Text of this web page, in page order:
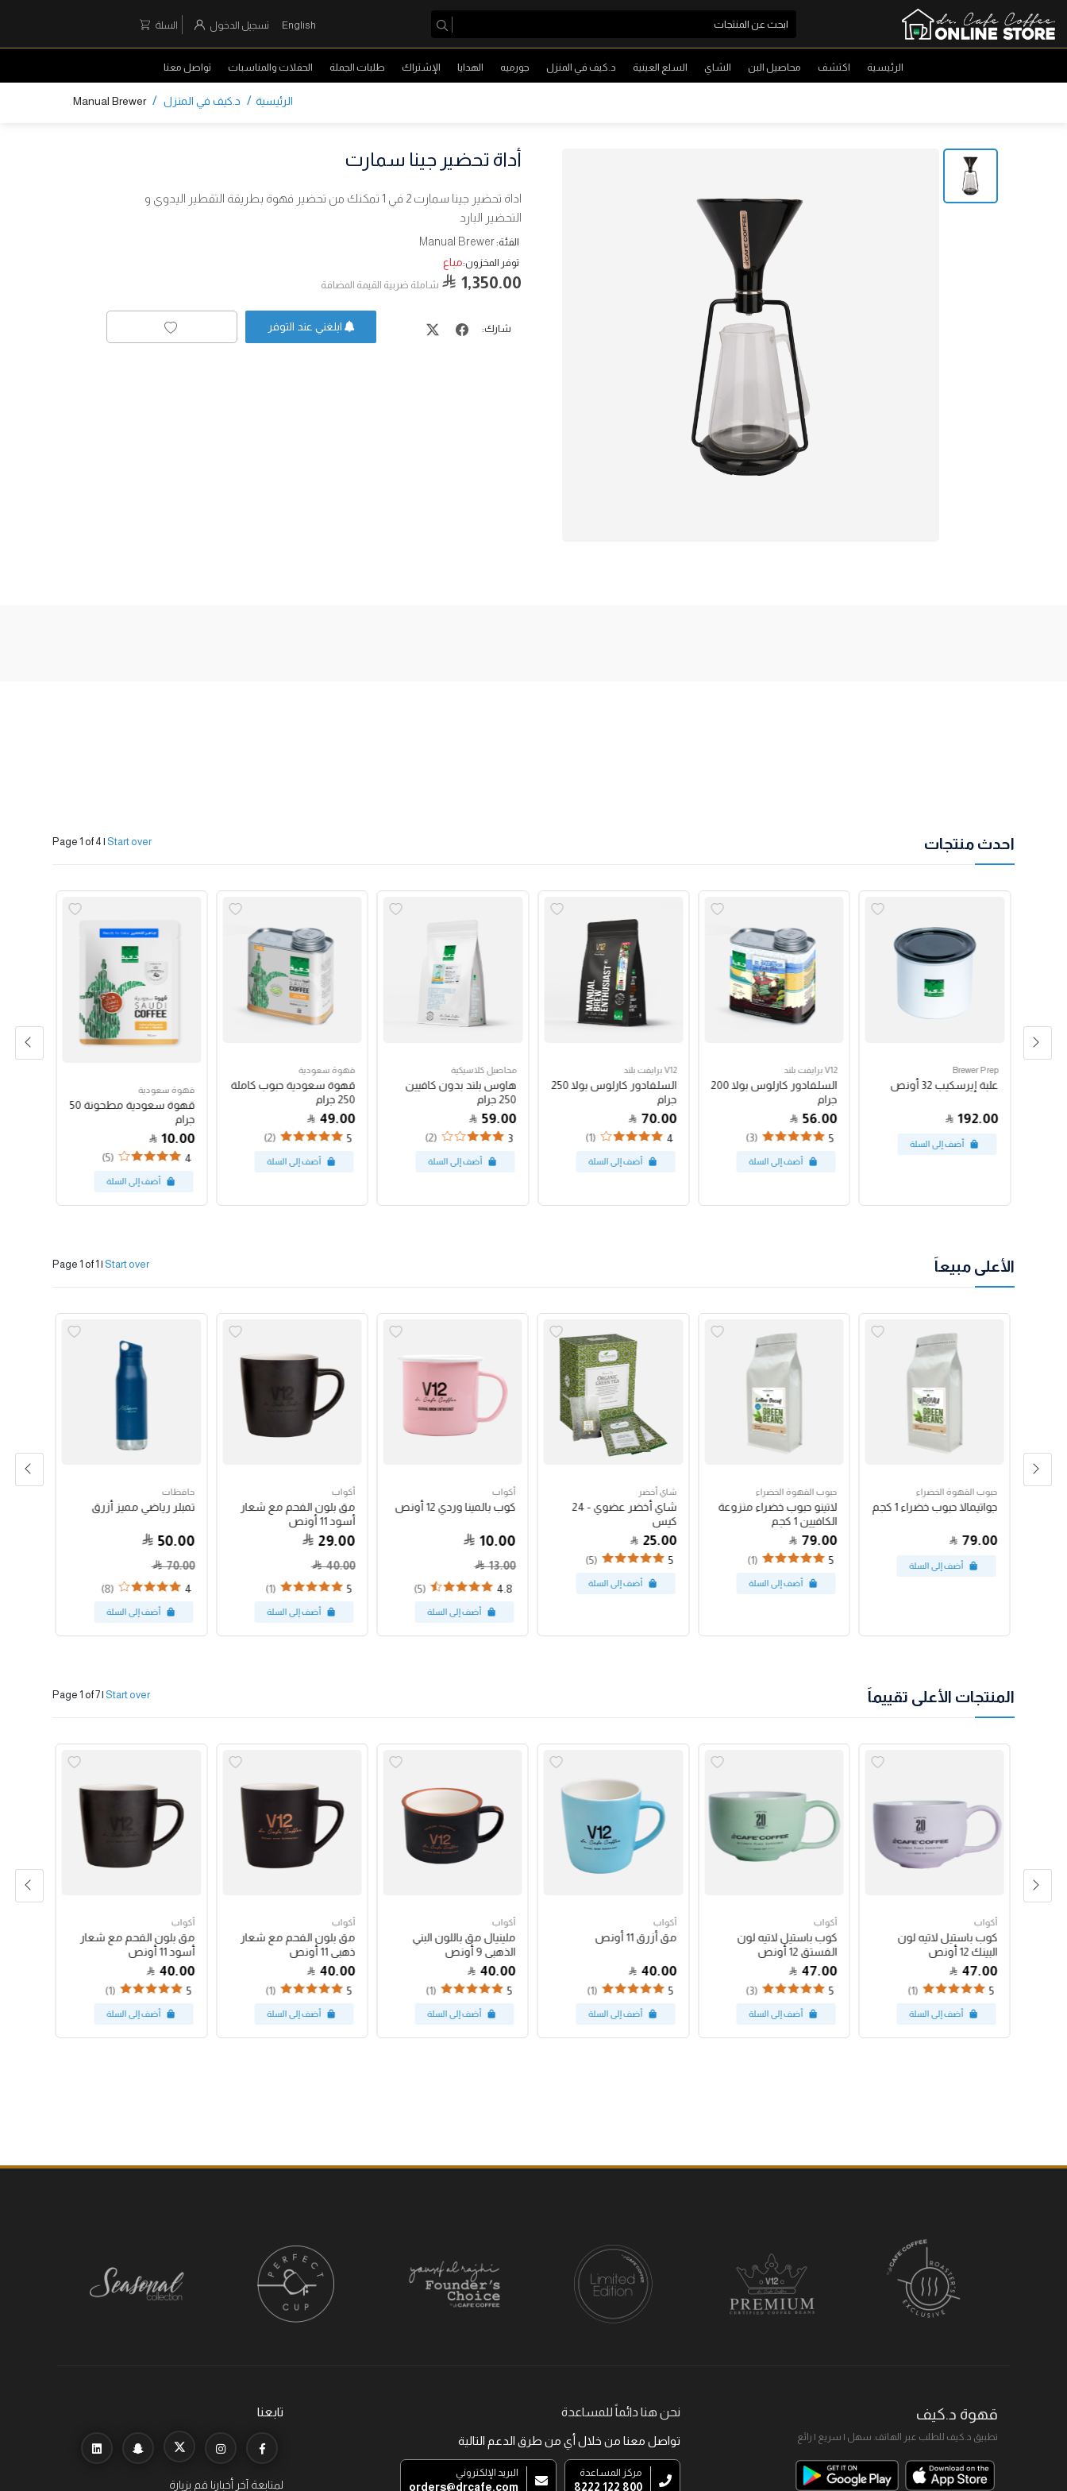
English تسجيل الدخول السلة
الرئيسية اكتشف محاصيل البن الشاي السلع العينية د.كيف في المنزل جورميه الهدايا الإشتراك طلبات الجملة الحفلات والمناسبات تواصل معنا
الرئيسية / د.كيف في المنزل /
Manual Brewer
أداة تحضير جينا سمارت
اداة تحضير جينا سمارت 2 في 1 تمكنك من تحضير قهوة بطريقة التقطير اليدوي و
التحضير البارد
الفئة:Manual Brewer
توفر المخزون:مباع
1,350.00 شاملة ضربية القيمة المضافة
شارك:
احدث منتجات Page 1 of 4 | Start over
Brewer Prep
علبة إيرسكيب 32 أونص
192.00
V12 برايفت بلند
السلفادور كارلوس بولا 200
جرام
56.00
5
(3)
V12 برايفت بلند
السلفادور كارلوس بولا 250
جرام
70.00
4
(1)
محاصيل كلاسيكية
هاوس بلند بدون كافيين
250 جرام
59.00
3
(2)
قهوة سعودية
قهوة سعودية حبوب كاملة
250 جرام
49.00
5
(2)
قهوة سعودية
قهوة سعودية مطحونة 50
جرام
10.00
4
(5)
الأعلى مبيعاً Page 1 of 1 | Start over
حبوب القهوة الخضراء
جواتيمالا حبوب خضراء 1 كجم
79.00
حبوب القهوة الخضراء
لاتينو حبوب خضراء منزوعة
الكافيين 1 كجم
79.00
5
(1)
شاي أخضر
شاي أخضر عضوي - 24
كيس
25.00
5
(5)
أكواب
كوب بالمينا وردي 12 أونص
10.00
13.00
4.8
(5)
أكواب
مق بلون الفحم مع شعار
أسود 11 أونص
29.00
40.00
5
(1)
حافظات
تمبلر رياضي مميز أزرق
50.00
70.00
4
(8)
المنتجات الأعلى تقييماً Page 1 of 7| Start over
أكواب
كوب باستيل لاتيه لون
البينك 12 أونص
47.00
5
(1)
أكواب
كوب باستيل لاتيه لون
الفستق 12 أونص
47.00
5
(3)
أكواب
مق أزرق 11 أونص
40.00
5
(1)
أكواب
ملينيال مق باللون البني
الذهبي 9 أونص
40.00
5
(1)
أكواب
مق بلون الفحم مع شعار
ذهبي 11 أونص
40.00
5
(1)
أكواب
مق بلون الفحم مع شعار
أسود 11 أونص
40.00
5
(1)
قهوة د.كيف
تطبيق د.كيف للطلب عبر الهاتف. سهل I سريع I رائع
نحن هنا دائماً للمساعدة
تواصل معنا من خلال أي من طرق الدعم التالية
مركز المساعدة
800 122 8222
البريد الإلكتروني
orders@drcafe.com
تابعنا
لمتابعة آخر أخبارنا قم بزيارة